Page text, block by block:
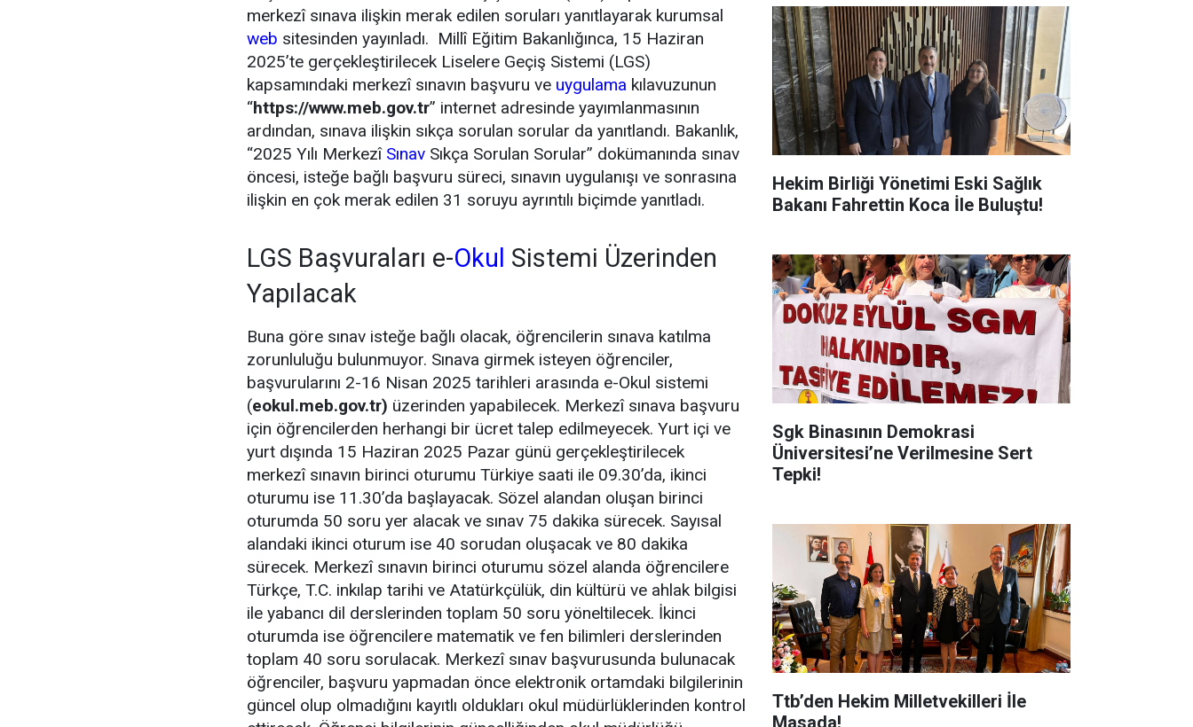
merkezî sınava ilişkin merak edilen soruları yanıtlayarak kurumsal
web sitesinden yayınladı. Millî Eğitim Bakanlığınca, 15 Haziran
2025’te gerçekleştirilecek Liselere Geçiş Sistemi (LGS)
kapsamındaki merkezî sınavın başvuru ve uygulama kılavuzunun
“https://www.meb.gov.tr” internet adresinde yayımlanmasının
ardından, sınava ilişkin sıkça sorulan sorular da yanıtlandı. Bakanlık,
“2025 Yılı Merkezî Sınav Sıkça Sorulan Sorular” dokümanında sınav
öncesi, isteğe bağlı başvuru süreci, sınavın uygulanışı ve sonrasına
ilişkin en çok merak edilen 31 soruyu ayrıntılı biçimde yanıtladı.
LGS Başvuraları e-Okul Sistemi Üzerinden
Yapılacak
Buna göre sınav isteğe bağlı olacak, öğrencilerin sınava katılma
zorunluluğu bulunmuyor. Sınava girmek isteyen öğrenciler,
başvurularını 2-16 Nisan 2025 tarihleri arasında e-Okul sistemi
(eokul.meb.gov.tr) üzerinden yapabilecek. Merkezî sınava başvuru
için öğrencilerden herhangi bir ücret talep edilmeyecek. Yurt içi ve
yurt dışında 15 Haziran 2025 Pazar günü gerçekleştirilecek
merkezî sınavın birinci oturumu Türkiye saati ile 09.30’da, ikinci
oturumu ise 11.30’da başlayacak. Sözel alandan oluşan birinci
oturumda 50 soru yer alacak ve sınav 75 dakika sürecek. Sayısal
alandaki ikinci oturum ise 40 sorudan oluşacak ve 80 dakika
sürecek. Merkezî sınavın birinci oturumu sözel alanda öğrencilere
Türkçe, T.C. inkılap tarihi ve Atatürkçülük, din kültürü ve ahlak bilgisi
ile yabancı dil derslerinden toplam 50 soru yöneltilecek. İkinci
oturumda ise öğrencilere matematik ve fen bilimleri derslerinden
toplam 40 soru sorulacak. Merkezî sınav başvurusunda bulunacak
öğrenciler, başvuru yapmadan önce elektronik ortamdaki bilgilerinin
güncel olup olmadığını kayıtlı oldukları okul müdürlüklerinden kontrol
Hekim Birliği Yönetimi Eski Sağlık
Bakanı Fahrettin Koca İle Buluştu!
Sgk Binasının Demokrasi
Üniversitesi’ne Verilmesine Sert
Tepki!
Ttb’den Hekim Milletvekilleri İle
Masada!